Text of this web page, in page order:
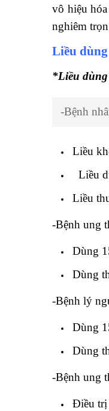
vô hiệu
nghiêm
Liều
*Liều
-Bệnh
Liều
Liều
Liều
-Bệnh ung
Dùng
Dùng
-Bệnh lý
Dùng
Dùng
-Bệnh ung
Điều trị